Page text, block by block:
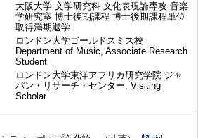
大阪大学 文学研究科 文化表現論専攻 音楽
学研究室 博士後期課程 博士後期課程単位
取得満期退学
ロンドン大学ゴールドスミス校
Department of Music, Associate Research
Student
ロンドン大学東洋アフリカ研究学院 ジャ
パン・リサーチ・センター, Visiting
Scholar